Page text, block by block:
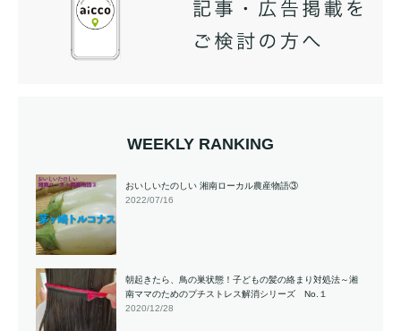
WEEKLY RANKING
おいしいたのしい 湘南ローカル農産物語③
2022/07/16
朝起きたら、鳥の巣状態！子どもの髪の絡まり対処法～湘
南ママのためのプチストレス解消シリーズ No.１
2020/12/28